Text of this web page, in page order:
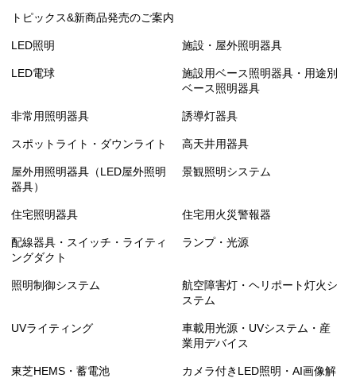
トピックス&新商品発売のご案内
LED照明 施設・屋外照明器具
LED電球
施設用ベース照明器具・用途別
ベース照明器具
非常用照明器具 誘導灯器具
スポットライト・ダウンライト 高天井用器具
屋外用照明器具（LED屋外照明
器具）
景観照明システム
住宅照明器具 住宅用火災警報器
配線器具・スイッチ・ライティ
ングダクト
ランプ・光源
照明制御システム
航空障害灯・ヘリポート灯火シ
ステム
UVライティング
車載用光源・UVシステム・産
業用デバイス
東芝HEMS・蓄電池
カメラ付きLED照明・AI画像解